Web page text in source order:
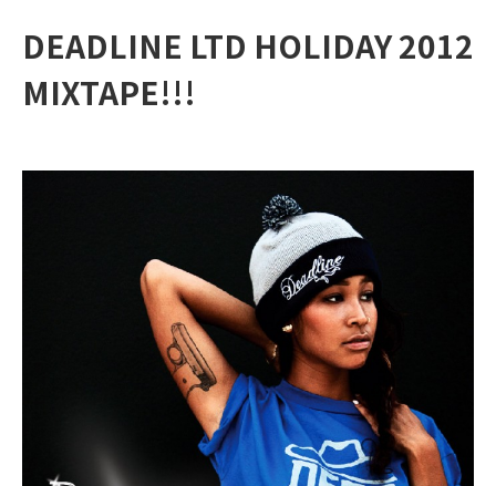
DEADLINE LTD HOLIDAY 2012
MIXTAPE!!!